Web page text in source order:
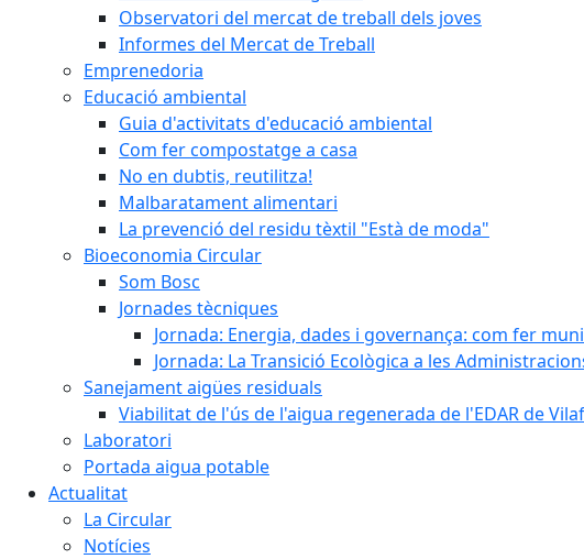
Observatori del mercat de treball dels joves
Informes del Mercat de Treball
Emprenedoria
Educació ambiental
Guia d'activitats d'educació ambiental
Com fer compostatge a casa
No en dubtis, reutilitza!
Malbaratament alimentari
La prevenció del residu tèxtil "Està de moda"
Bioeconomia Circular
Som Bosc
Jornades tècniques
Jornada: Energia, dades i governança: com fer
Jornada: La Transició Ecològica a les
Sanejament aigües residuals
Viabilitat de l'ús de l'aigua regenerada de l'EDAR de
Laboratori
Portada aigua potable
Actualitat
La Circular
Notícies